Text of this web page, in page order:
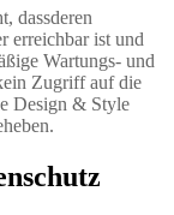
dassderen
erreichbar ist und
Wartungs- und
Zugriff auf die
Design & Style